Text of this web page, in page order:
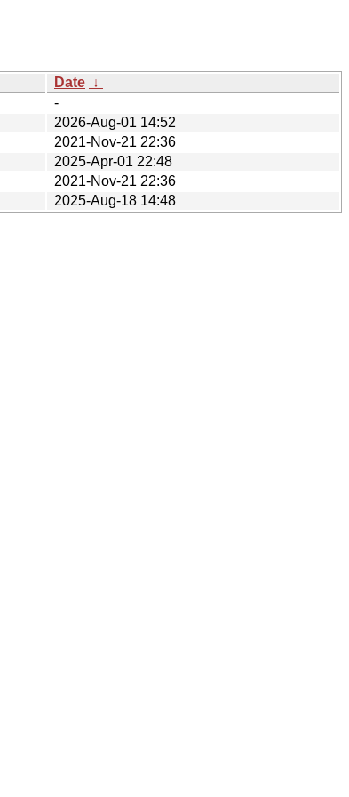
Date ↓
-
2026-Aug-01 14:52
2021-Nov-21 22:36
2025-Apr-01 22:48
2021-Nov-21 22:36
2025-Aug-18 14:48